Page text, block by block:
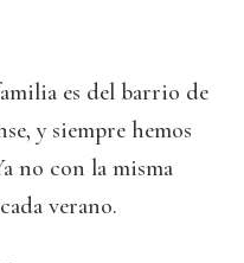
es del barrio de
y siempre hemos
no con la misma
verano.